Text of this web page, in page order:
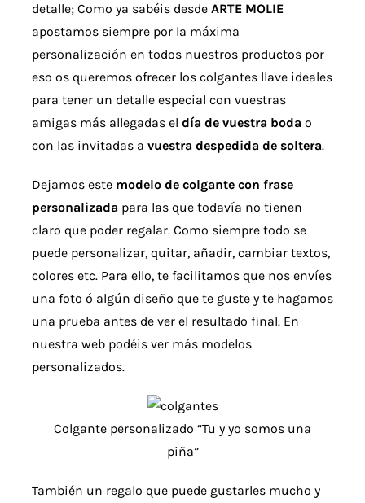
Acuarelas
Cursos
Blog
detalle; Como ya sabéis desde ARTE MOLIE
apostamos siempre por la máxima
personalización en todos nuestros productos por
eso os queremos ofrecer los colgantes llave ideales
para tener un detalle especial con vuestras
amigas más allegadas el día de vuestra boda o
con las invitadas a vuestra despedida de soltera.
Dejamos este modelo de colgante con frase
personalizada para las que todavía no tienen
claro que poder regalar. Como siempre todo se
puede personalizar, quitar, añadir, cambiar textos,
colores etc. Para ello, te facilitamos que nos envíes
una foto ó algún diseño que te guste y te hagamos
una prueba antes de ver el resultado final. En
nuestra web podéis ver más modelos
personalizados.
Colgante personalizado “Tu y yo somos una
piña”
También un regalo que puede gustarles mucho y